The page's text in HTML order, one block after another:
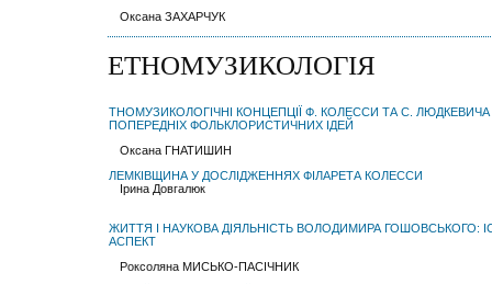
Оксана ЗАХАРЧУК
ЕТНОМУЗИКОЛОГІЯ
ТНОМУЗИКОЛОГІЧНІ КОНЦЕПЦІЇ Ф. КОЛЕССИ ТА С. ЛЮДКЕВИЧА
ПОПЕРЕДНІХ ФОЛЬКЛОРИСТИЧНИХ ІДЕЙ
Оксана ГНАТИШИН
ЛЕМКІВЩИНА У ДОСЛІДЖЕННЯХ ФІЛАРЕТА КОЛЕССИ
Ірина Довгалюк
ЖИТТЯ І НАУКОВА ДІЯЛЬНІСТЬ ВОЛОДИМИРА ГОШОВСЬКОГО:
АСПЕКТ
Роксоляна МИСЬКО-ПАСІЧНИК